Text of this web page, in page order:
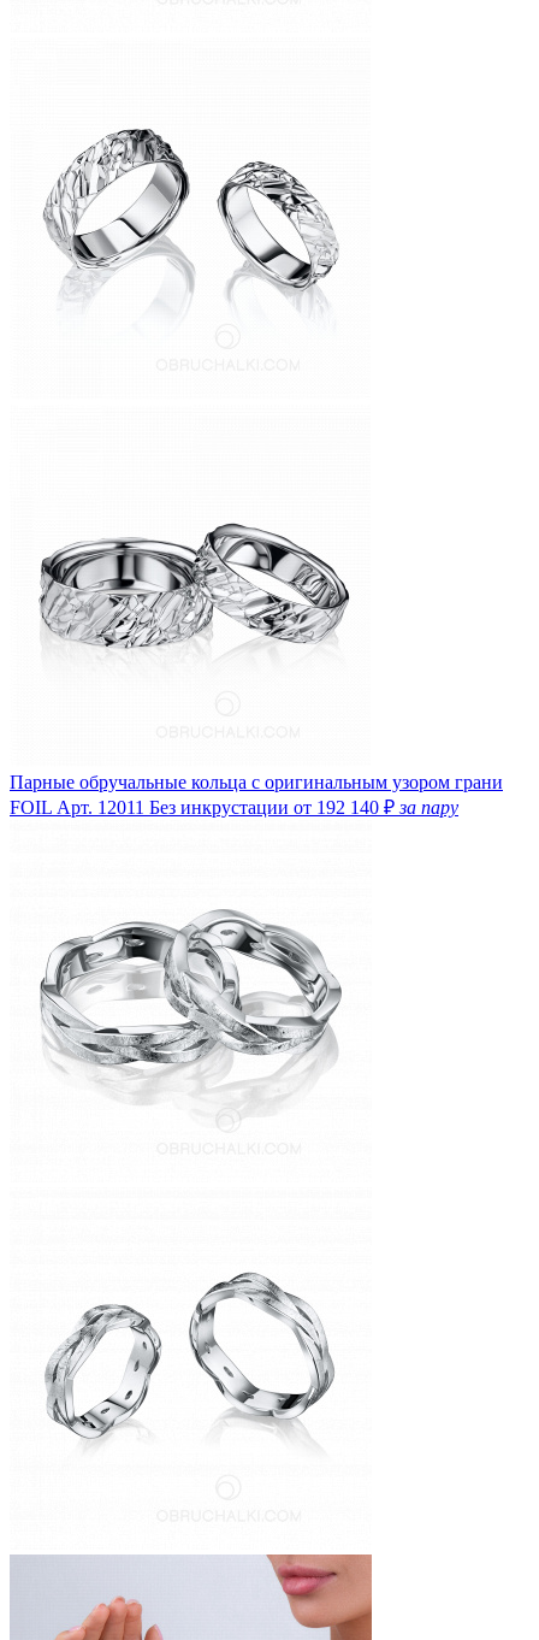
Парные обручальные кольца с оригинальным узором грани
FOIL Арт. 12011 Без инкрустации от 192 140 ₽за пару